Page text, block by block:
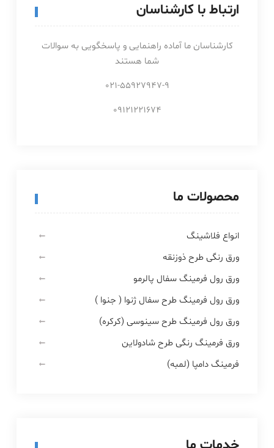
ارتباط با کارشناسان
کارشناسان ما آماده راهنمایی و پاسخگویی به سوالات
شما هستند
021-55927947-9
09121221674
محصولات ما
انواع فلاشینگ
ورق رنگی طرح ذوزنقه
ورق رول فرمینگ سفال پالرمو
ورق رول فرمینگ طرح سفال ژنوا ( جنوا )
ورق رول فرمینگ طرح سینوسی (کرکره)
ورق فرمینگ رنگی طرح شادولاین
فرمینگ دامپا (لمبه)